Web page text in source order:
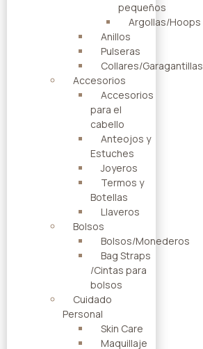
pequeños
Argollas/Hoops
Anillos
Pulseras
Collares/Garagantillas
Accesorios
Accesorios
para el
cabello
Anteojos y
Estuches
Joyeros
Termos y
Botellas
Llaveros
Bolsos
Bolsos/Monederos
Bag Straps
/Cintas para
bolsos
Cuidado
Personal
Skin Care
Maquillaje